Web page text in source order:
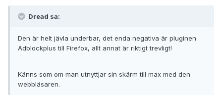
Dread sa:
Den är helt jävla underbar, det enda negativa är pluginen
Adblockplus till Firefox, allt annat är riktigt trevligt!
Känns som om man utnyttjar sin skärm till max med den
webbläsaren.